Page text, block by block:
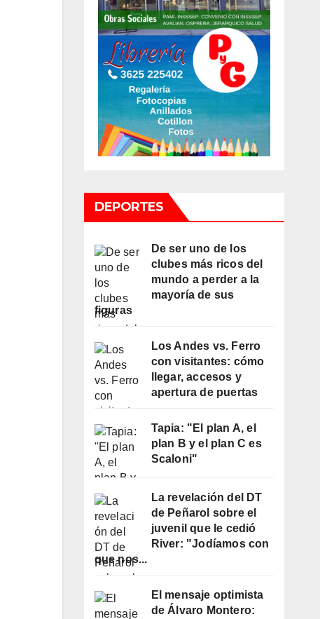
DEPORTES
De ser uno de los
clubes más ricos del
mundo a perder a la
mayoría de sus
figuras
Los Andes vs. Ferro
con visitantes: cómo
llegar, accesos y
apertura de puertas
Tapia: "El plan A, el
plan B y el plan C es
Scaloni"
La revelación del DT
de Peñarol sobre el
juvenil que le cedió
River: "Jodíamos con
que nos...
El mensaje optimista
de Álvaro Montero: